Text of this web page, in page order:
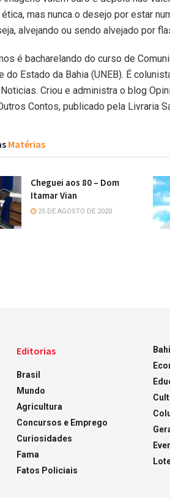
mas nunca o desejo por estar
alvejando ou sendo alvejado por
é bacharelando do curso de
do Estado da Bahia (UNEB). É
Criou e administra o blog
Contos, publicado pela Livraria
Matérias
Cheguei aos 80 – Dom
Itamar Vian
25 DE AGOSTO DE 2020
Editorias
Brasil
Mundo
Agricultura
Concursos e Emprego
Curiosidades
Fama
Fatos Policiais